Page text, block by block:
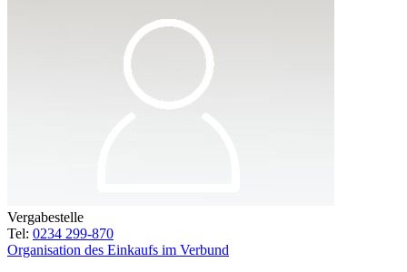
Vergabestelle
Tel: 0234 299-870
Organisation des Einkaufs im Verbund